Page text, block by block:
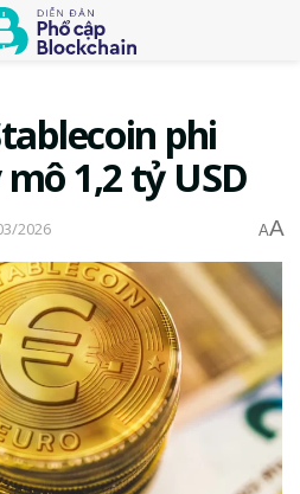
phi
1,2 tỷ USD
2026 AA